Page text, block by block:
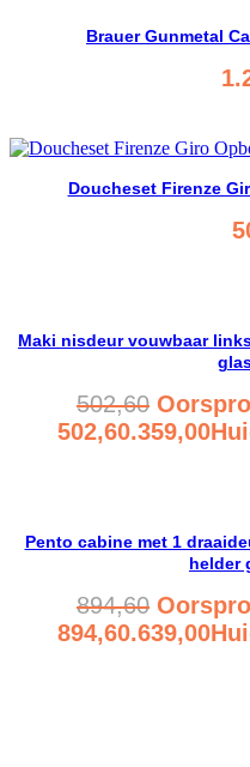
Brauer Gunmetal
Doucheset Firenze
Maki nisdeur vouwbaar
502,60
502,60.359,00
Pento cabine met 1
helder
894,60
894,60.639,00